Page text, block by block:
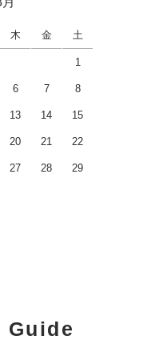
木 金 土
1
6 7 8
13 14 15
20 21 22
27 28 29
Guide